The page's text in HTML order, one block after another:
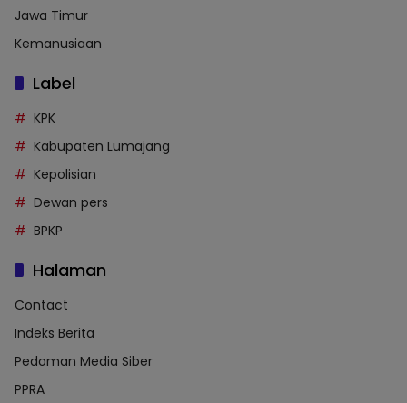
Jawa Timur
Kemanusiaan
Label
KPK
Kabupaten Lumajang
Kepolisian
Dewan pers
BPKP
Halaman
Contact
Indeks Berita
Pedoman Media Siber
PPRA